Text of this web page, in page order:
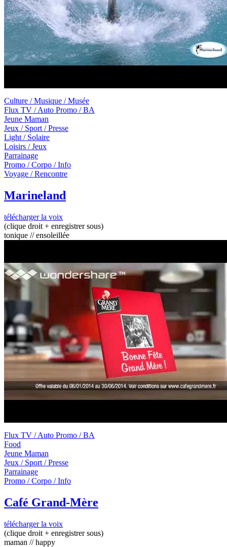
Culture / Musique / Musée
Flux TV / Auto Promo / BA
Jeune Maman
Jeux / Sport / Presse
Light / Solaire
Loisirs / Jeux
Parrainage
Promo / Corpo / Info
Voyage / Rencontre
Marineland
télécharger la voix
(clique droit + enregistrer sous)
tonique // ensoleillée
Flux TV / Auto Promo / BA
Food
Jeune Maman
Jeux / Sport / Presse
Parrainage
Promo / Corpo / Info
Café Grand-Mère
télécharger la voix
(clique droit + enregistrer sous)
maman // happy